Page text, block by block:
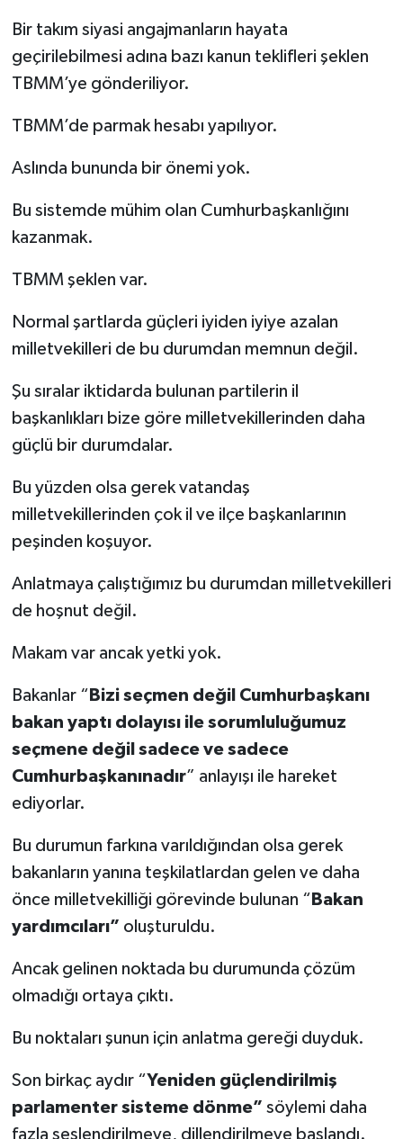
Bir takım siyasi angajmanların hayata
geçirilebilmesi adına bazı kanun teklifleri şeklen
TBMM’ye gönderiliyor.
TBMM’de parmak hesabı yapılıyor.
Aslında bununda bir önemi yok.
Bu sistemde mühim olan Cumhurbaşkanlığını
kazanmak.
TBMM şeklen var.
Normal şartlarda güçleri iyiden iyiye azalan
milletvekilleri de bu durumdan memnun değil.
Şu sıralar iktidarda bulunan partilerin il
başkanlıkları bize göre milletvekillerinden daha
güçlü bir durumdalar.
Bu yüzden olsa gerek vatandaş
milletvekillerinden çok il ve ilçe başkanlarının
peşinden koşuyor.
Anlatmaya çalıştığımız bu durumdan milletvekilleri
de hoşnut değil.
Makam var ancak yetki yok.
Bakanlar “ Bizi seçmen değil Cumhurbaşkanı
bakan yaptı dolayısı ile sorumluluğumuz
seçmene değil sadece ve sadece
Cumhurbaşkanınadır” anlayışı ile hareket
ediyorlar.
Bu durumun farkına varıldığından olsa gerek
bakanların yanına teşkilatlardan gelen ve daha
önce milletvekilliği görevinde bulunan “ Bakan
yardımcıları” oluşturuldu.
Ancak gelinen noktada bu durumunda çözüm
olmadığı ortaya çıktı.
Bu noktaları şunun için anlatma gereği duyduk.
Son birkaç aydır “Yeniden güçlendirilmiş
parlamenter sisteme dönme” söylemi daha
fazla seslendirilmeye, dillendirilmeye başlandı.